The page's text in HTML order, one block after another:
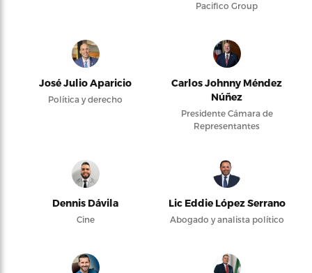
Pacifico Group
José Julio Aparicio
Política y derecho
Carlos Johnny Méndez
Núñez
Presidente Cámara de
Representantes
Dennis Dávila
Cine
Lic Eddie López Serrano
Abogado y analista político